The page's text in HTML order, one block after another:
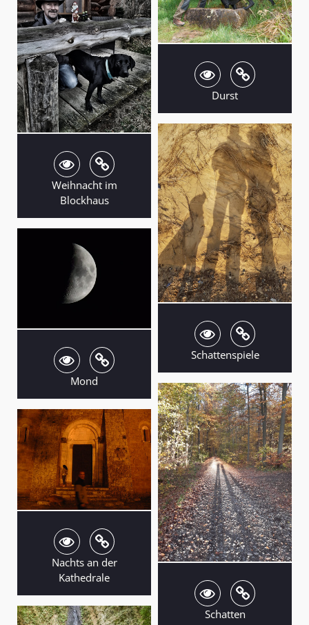
Weihnacht im
Blockhaus
Durst
Schattenspiele
Mond
Schatten
Nachts an der
Kathedrale